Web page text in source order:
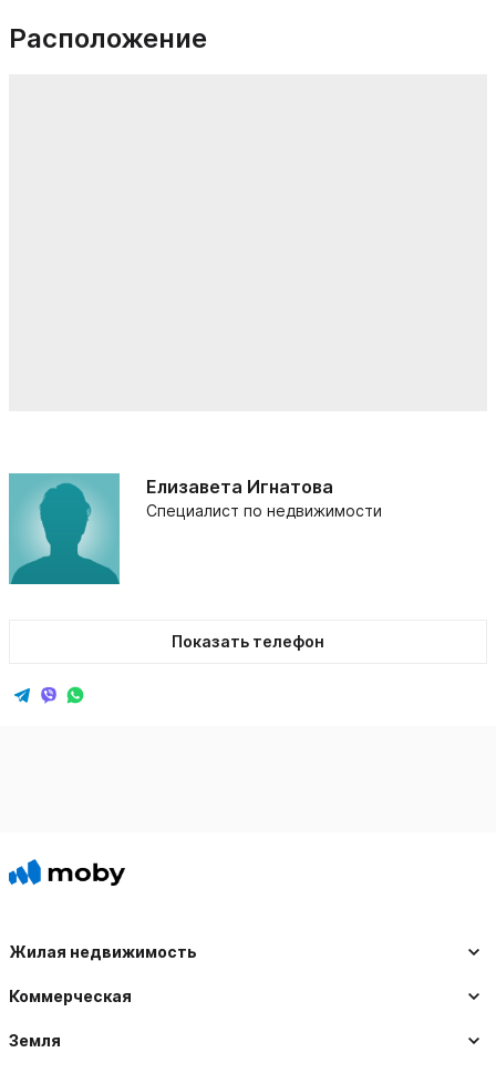
Расположение
Елизавета Игнатова
Специалист по недвижимости
Показать телефон
Жилая недвижимость
Коммерческая
Земля